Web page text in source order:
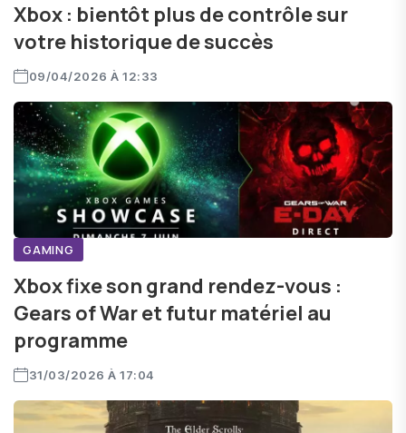
Xbox : bientôt plus de contrôle sur
votre historique de succès
09/04/2026 À 12:33
GAMING
Xbox fixe son grand rendez-vous :
Gears of War et futur matériel au
programme
31/03/2026 À 17:04